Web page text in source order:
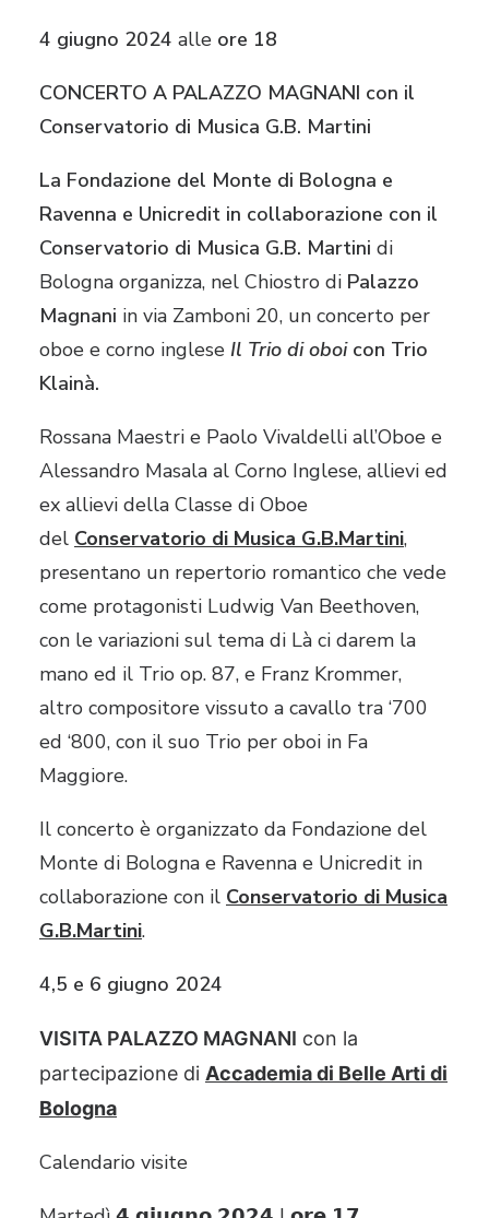
4 giugno 2024 alle ore 18
CONCERTO A PALAZZO MAGNANI con il
Conservatorio di Musica G.B. Martini
La Fondazione del Monte di Bologna e
Ravenna e Unicredit in collaborazione con il
Conservatorio di Musica G.B. Martini di
Bologna organizza, nel Chiostro di Palazzo
Magnani in via Zamboni 20, un concerto per
oboe e corno inglese Il Trio di oboi con Trio
Klainà.
Rossana Maestri e Paolo Vivaldelli all’Oboe e
Alessandro Masala al Corno Inglese, allievi ed
ex allievi della Classe di Oboe
del Conservatorio di Musica G.B.Martini,
presentano un repertorio romantico che vede
come protagonisti Ludwig Van Beethoven,
con le variazioni sul tema di Là ci darem la
mano ed il Trio op. 87, e Franz Krommer,
altro compositore vissuto a cavallo tra ‘700
ed ‘800, con il suo Trio per oboi in Fa
Maggiore.
Il concerto è organizzato da Fondazione del
Monte di Bologna e Ravenna e Unicredit in
collaborazione con il Conservatorio di Musica
G.B.Martini.
4,5 e 6 giugno 2024
VISITA PALAZZO MAGNANI con la
partecipazione di Accademia di Belle Arti di
Bologna
Calendario visite